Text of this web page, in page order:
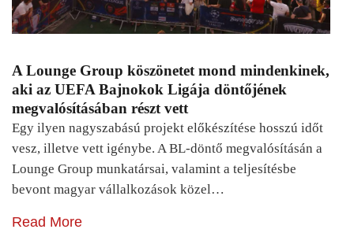
A Lounge Group köszönetet mond mindenkinek,
aki az UEFA Bajnokok Ligája döntőjének
megvalósításában részt vett
Egy ilyen nagyszabású projekt előkészítése hosszú időt
vesz, illetve vett igénybe. A BL-döntő megvalósításán a
Lounge Group munkatársai, valamint a teljesítésbe
bevont magyar vállalkozások közel…
Read More